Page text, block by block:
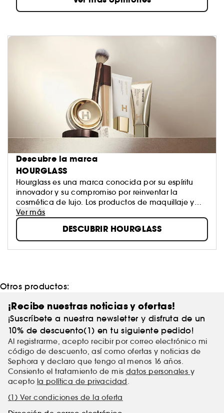
Descubre la marca
HOURGLASS
Hourglass es una marca conocida por su espíritu
innovador y su compromiso por reinventar la
cosmética de lujo. Los productos de maquillaje y
cuidado de la piel se diseñan para brindar una
transformación imperceptible y aplicarse sin
esfuerzo. Gracias a sus envases de última
generación y a sus fórmulas avanzadas, Hourglass
marca tendencia creando nuevos clásicos.
Ver más
DESCUBRIR HOURGLASS
Otros productos:
¡Recibe nuestras noticias y ofertas!
¡Suscríbete a nuestra newsletter y disfruta de un
10% de descuento(1) en tu siguiente pedido!
Al registrarme, acepto recibir por correo electrónico mi
código de descuento, así como ofertas y noticias de
Sephora y declaro que tengo al menos 16 años.
Consiento el tratamiento de mis datos personales y
acepto la política de privacidad.
(1) Ver condiciones de la oferta